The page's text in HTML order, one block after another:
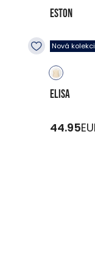
ESTON
44.95
Nová
ELISA
44.95